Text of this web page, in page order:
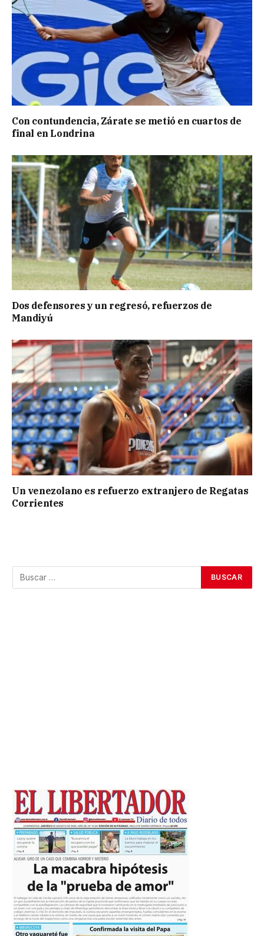
Con contundencia, Zárate se metió en cuartos de
final en Londrina
Dos defensores y un regresó, refuerzos de
Mandiyú
Un venezolano es refuerzo extranjero de Regatas
Corrientes